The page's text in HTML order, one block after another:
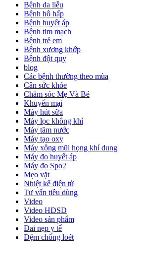
Bệnh da liễu
Bệnh hô hấp
Bệnh huyết áp
Bệnh tim mạch
Bệnh trẻ em
Bệnh xương khớp
Bệnh đột quỵ
blog
Các bệnh thường theo mùa
Cân sức khỏe
Chăm sóc Mẹ Và Bé
Khuyến mại
Máy hút sữa
Máy lọc không khí
Máy tăm nước
Máy tạo oxy
Máy xông mũi họng khí dung
Máy đo huyết áp
Máy đo Spo2
Mẹo vặt
Nhiệt kế điện tử
Tư vấn tiêu dùng
Video
Video HDSD
Video sản phẩm
Đai nẹp y tế
Đệm chống loét